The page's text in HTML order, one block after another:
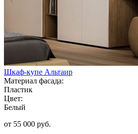
Шкаф-купе Альтаир
Материал фасада:
Пластик
Цвет:
Белый
от 55 000 руб.